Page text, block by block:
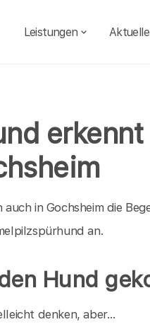
Leistungen
in Gochsheim die
an.
Hund
denken, aber…